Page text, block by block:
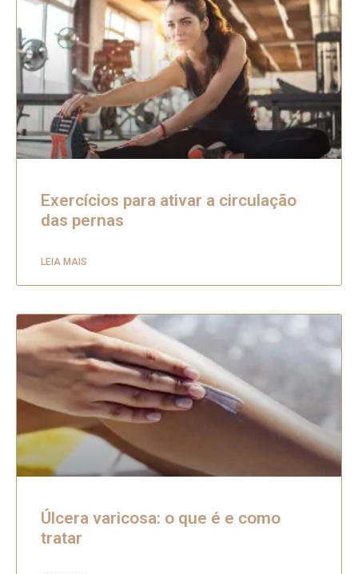
Exercícios para ativar a circulação
das pernas
LEIA MAIS
Úlcera varicosa: o que é e como
tratar